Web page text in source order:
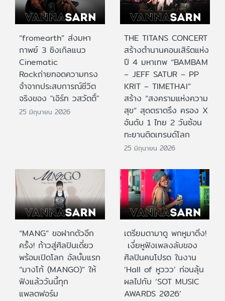
“fromearth” ส่งมหา
กาพย์ 3 ซิงเกิลแนว
Cinematic
Rockถ่ายทอดความทรง
จำจากประสบการณ์ชีวิต
จริงของ "เอิร์ท วสวัตติ์"
25 มิถุนายน 2026
THE TITANS CONCERT
สร้างตำนานคอนเสิร์ตแห่ง
ปี 4 มหาเทพ “BAMBAM
– JEFF SATUR – PP
KRIT – TIMETHAI”
สร้าง “สงครามแห่งความ
สุข” สุดตราตรึง ครอง X
อันดับ 1 ไทย 2 วันซ้อน
ทะยานติดเทรนด์โลก
25 มิถุนายน 2026
“MANG” ขอฝากตัวอีก
ครั้ง! ก้าวสู่ศิลปินเดี่ยว
พร้อมเปิดโลก อัลบั้มแรก
“มางโก้ (MANGO)” ให้
ฟังแล้ววันนี้ทุก
แพลตฟอร์ม
เตรียมตามาดู พกหูมาติ่ง!
เงี่ยหูฟังเพลงลับของ
ศิลปินคนโปรด ในงาน
‘Hall of หูววว’ ก่อนลุ้น
ผลไปกับ ‘SOT MUSIC
AWARDS 2026’